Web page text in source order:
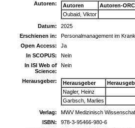
Autoren:
Autoren
Autoren-
Oubaid, Viktor
Datum:
2025
Erschienen in:
Personalmanagement im
Open Access:
Ja
In SCOPUS:
Nein
In ISI Web of
Science:
Nein
Herausgeber: Herausgeber
Nagler, Heinz
Garbsch, Marlies
Verlag:
MWV Medizinisch
ISBN:
978-3-95466-980-6